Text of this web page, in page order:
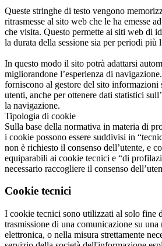
Queste stringhe di testo vengono
ritrasmesse al sito web che le ha emesse
che visita. Questo permette ai siti web di
la durata della sessione sia per periodi più
In questo modo il sito potrà adattarsi
migliorandone l’esperienza di
forniscono al gestore del sito informazioni
utenti, anche per ottenere dati statistici
la navigazione.
Tipologia di cookie
Sulla base della normativa in materia di
i cookie possono essere suddivisi in
non è richiesto il consenso dell’utente, e
equiparabili ai cookie tecnici e “di
necessario raccogliere il consenso
Cookie tecnici
I cookie tecnici sono utilizzati al solo fine
trasmissione di una comunicazione su
elettronica, o nella misura strettamente